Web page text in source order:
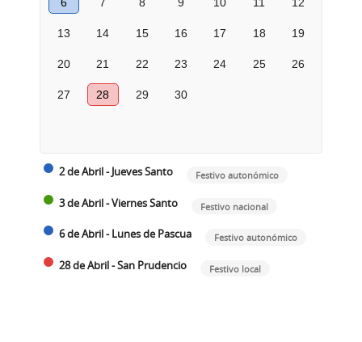
6 7 8 9 10 11 12
13 14 15 16 17 18 19
20 21 22 23 24 25 26
27 28 29 30
2 de Abril - Jueves Santo Festivo autonómico
3 de Abril - Viernes Santo Festivo nacional
6 de Abril - Lunes de Pascua Festivo autonómico
28 de Abril - San Prudencio Festivo local